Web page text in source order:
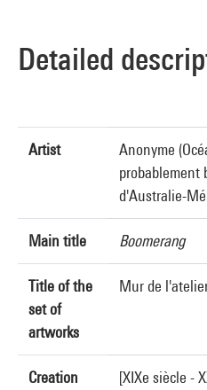
Detailed
Artist
Anonyme
probablement
d'Australie-
Main title Boomerang
Title of the
set of
artworks
Mur de
Creation
[XIXe siècle -